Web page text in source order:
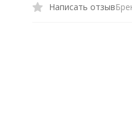
Написать отзыв